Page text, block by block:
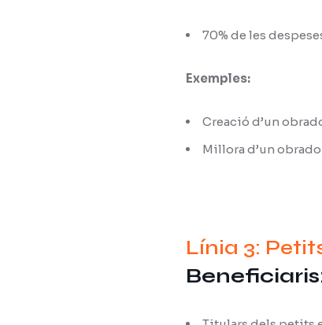
70% de les
Exemples:
Creació d’un
Millora d’un
Línia 3: